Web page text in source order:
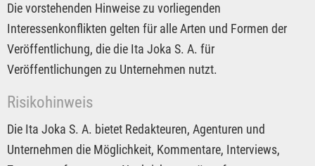
Die vorstehenden Hinweise zu vorliegenden
Interessenkonflikten gelten für alle Arten und Formen der
Veröffentlichung, die die Ita Joka S. A. für
Veröffentlichungen zu Unternehmen nutzt.
Risikohinweis
Die Ita Joka S. A. bietet Redakteuren, Agenturen und
Unternehmen die Möglichkeit, Kommentare, Interviews,